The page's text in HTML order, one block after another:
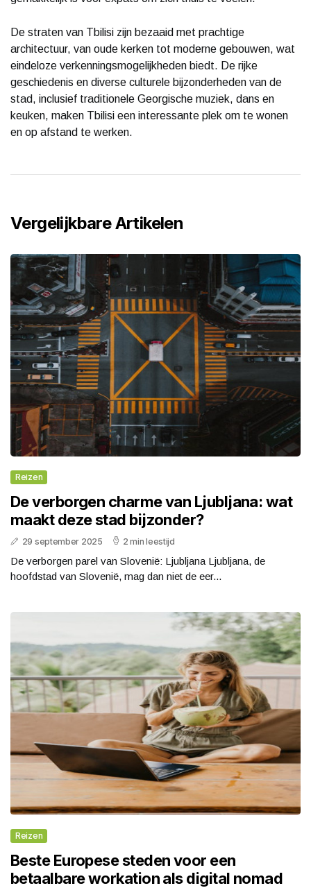
De straten van Tbilisi zijn bezaaid met prachtige
architectuur, van oude kerken tot moderne gebouwen, wat
eindeloze verkenningsmogelijkheden biedt. De rijke
geschiedenis en diverse culturele bijzonderheden van de
stad, inclusief traditionele Georgische muziek, dans en
keuken, maken Tbilisi een interessante plek om te wonen
en op afstand te werken.
Vergelijkbare Artikelen
Reizen
De verborgen charme van Ljubljana: wat
maakt deze stad bijzonder?
29 september 2025 2 min leestijd
De verborgen parel van Slovenië: Ljubljana Ljubljana, de
hoofdstad van Slovenië, mag dan niet de eer...
Reizen
Beste Europese steden voor een
betaalbare workation als digital nomad